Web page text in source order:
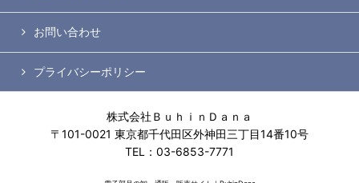
お問い合わせ
プライバシーポリシー
株式会社ＢｕｈｉｎＤａｎａ
〒101-0021 東京都千代田区外神田三丁目14番10号
TEL：03-6853-7771